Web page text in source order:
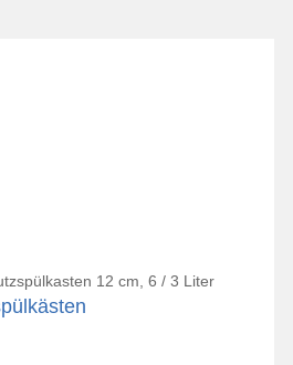
12 cm, 6 / 3 Liter